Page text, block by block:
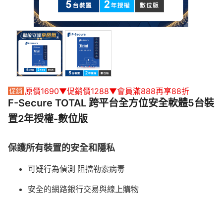
原價1690▼促銷價1288▼會員滿888再享88折
F-Secure TOTAL 跨平台全方位安全軟體5台裝
置2年授權-數位版
保護所有裝置的安全和隱私
可疑行為偵測 阻擋勒索病毒
安全的網路銀行交易與線上購物